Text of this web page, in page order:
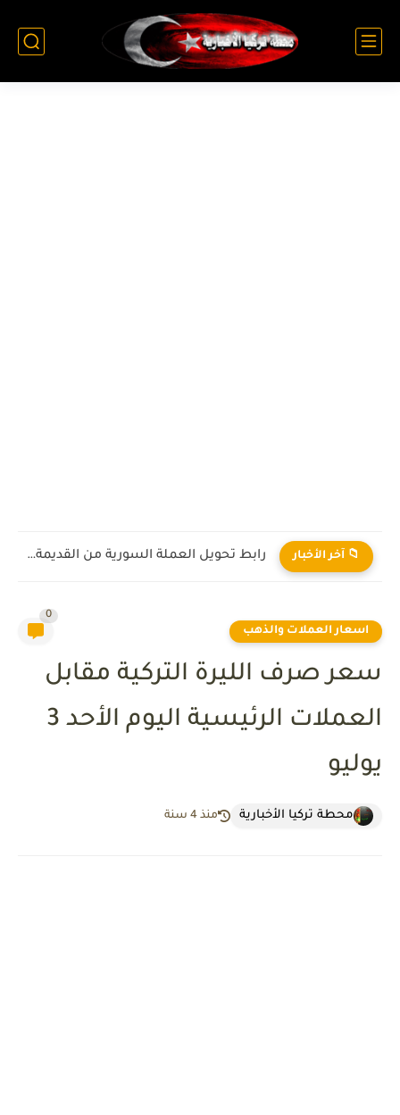
📁 آخر الأخبار رابط تحويل العملة السورية من القديمة إلى الجديدة 2026
اسعار العملات والذهب
0
سعر صرف الليرة التركية مقابل
العملات الرئيسية اليوم الأحد 3
يوليو
محطة تركيا الأخبارية منذ 4 سنة